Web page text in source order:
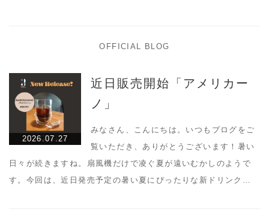
OFFICIAL BLOG
2026.07.27
近日販売開始「アメリカー
ノ」
みなさん、こんにちは。いつもブログをご
覧いただき、ありがとうございます！暑い
日々が続きますね。扇風機だけで凌ぐ夏が遠いむかしのようで
す。今回は、近日発売予定の暑い夏にぴったりな新ドリンク…